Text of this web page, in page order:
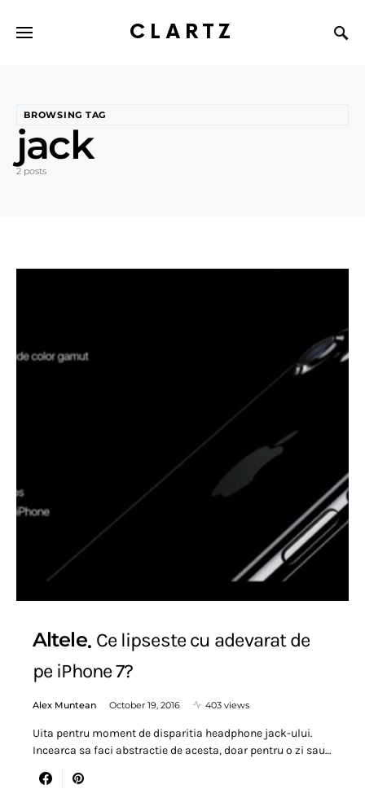
CLARTZ
BROWSING TAG
jack
2 posts
Altele Ce lipseste cu adevarat de
pe iPhone 7?
Alex Muntean October 19, 2016 403 views
Uita pentru moment de disparitia headphone jack-ului.
Incearca sa faci abstractie de acesta, doar pentru o zi sau…